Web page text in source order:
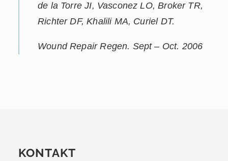
de la Torre JI, Vasconez LO, Broker TR,
Richter DF, Khalili MA, Curiel DT.
Wound Repair Regen. Sept – Oct. 2006
KONTAKT